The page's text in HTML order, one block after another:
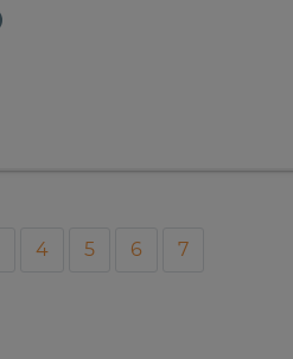
4 5 6 7